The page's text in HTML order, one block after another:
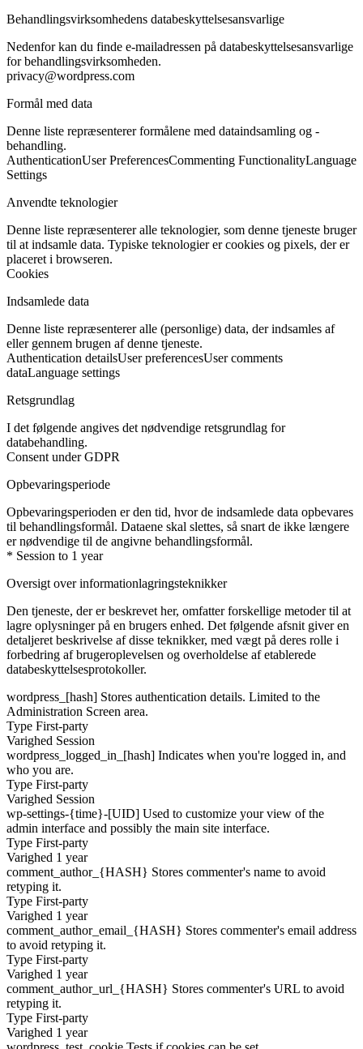
Behandlingsvirksomhedens databeskyttelsesansvarlige
Nedenfor kan du finde e-mailadressen på databeskyttelsesansvarlige
for behandlingsvirksomheden.
privacy@wordpress.com
Formål med data
Denne liste repræsenterer formålene med dataindsamling og -
behandling.
AuthenticationUser PreferencesCommenting FunctionalityLanguage
Settings
Anvendte teknologier
Denne liste repræsenterer alle teknologier, som denne tjeneste bruger
til at indsamle data. Typiske teknologier er cookies og pixels, der er
placeret i browseren.
Cookies
Indsamlede data
Denne liste repræsenterer alle (personlige) data, der indsamles af
eller gennem brugen af denne tjeneste.
Authentication detailsUser preferencesUser comments
dataLanguage settings
Retsgrundlag
I det følgende angives det nødvendige retsgrundlag for
databehandling.
Consent under GDPR
Opbevaringsperiode
Opbevaringsperioden er den tid, hvor de indsamlede data opbevares
til behandlingsformål. Dataene skal slettes, så snart de ikke længere
er nødvendige til de angivne behandlingsformål.
* Session to 1 year
Oversigt over informationlagringsteknikker
Den tjeneste, der er beskrevet her, omfatter forskellige metoder til at
lagre oplysninger på en brugers enhed. Det følgende afsnit giver en
detaljeret beskrivelse af disse teknikker, med vægt på deres rolle i
forbedring af brugeroplevelsen og overholdelse af etablerede
databeskyttelsesprotokoller.
wordpress_[hash] Stores authentication details. Limited to the
Administration Screen area.
Type First-party
Varighed Session
wordpress_logged_in_[hash] Indicates when you're logged in, and
who you are.
Type First-party
Varighed Session
wp-settings-{time}-[UID] Used to customize your view of the
admin interface and possibly the main site interface.
Type First-party
Varighed 1 year
comment_author_{HASH} Stores commenter's name to avoid
retyping it.
Type First-party
Varighed 1 year
comment_author_email_{HASH} Stores commenter's email address
to avoid retyping it.
Type First-party
Varighed 1 year
comment_author_url_{HASH} Stores commenter's URL to avoid
retyping it.
Type First-party
Varighed 1 year